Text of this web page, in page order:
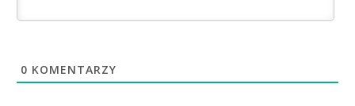
0 KOMENTARZY